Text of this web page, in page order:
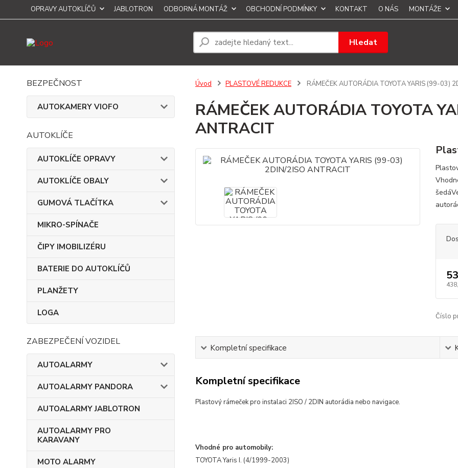
OPRAVY AUTOKLÍČŮ JABLOTRON ODBORNÁ MONTÁŽ OBCHODNÍ PODMÍNKY KONTAKT O NÁS MONTÁŽE
Hledat
BEZPEČNOST
AUTOKAMERY VIOFO
AUTOKLÍČE
AUTOKLÍČE OPRAVY
AUTOKLÍČE OBALY
GUMOVÁ TLAČÍTKA
MIKRO-SPÍNAČE
ČIPY IMOBILIZÉRU
BATERIE DO AUTOKLÍČŮ
PLANŽETY
LOGA
ZABEZPEČENÍ VOZIDEL
AUTOALARMY
AUTOALARMY PANDORA
AUTOALARMY JABLOTRON
AUTOALARMY PRO
KARAVANY
MOTO ALARMY
Úvod PLASTOVÉ REDUKCE RÁMEČEK AUTORÁDIA TOYOTA YARIS (99-03)
RÁMEČEK AUTORÁDIA TOYOTA
ANTRACIT
Číslo
Kompletní specifikace
Kompletní specifikace
Plastový rámeček pro instalaci 2ISO / 2DIN autorádia nebo navigace.
Vhodné pro automobily:
TOYOTA Yaris I. (4/1999-2003)